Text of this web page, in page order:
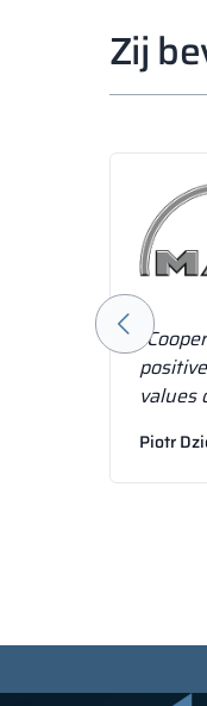
Zij
values
Piotr